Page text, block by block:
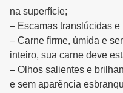
na superfície;
– Escamas translúcidas
– Carne firme, úmida e
inteiro, sua carne deve
– Olhos salientes e
e sem aparência